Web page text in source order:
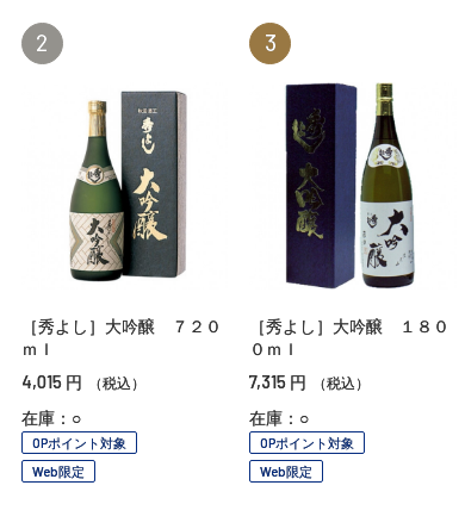
2
［秀よし］大吟醸 ７２０
ｍｌ
4,015 円 （税込）
在庫：○
OPポイント対象
Web限定
3
［秀よし］大吟醸 １８０
０ｍｌ
7,315 円 （税込）
在庫：○
OPポイント対象
Web限定